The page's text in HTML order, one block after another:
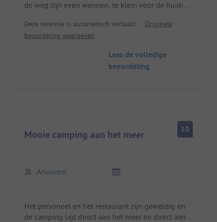
de weg zijn even wennen, te klein voor de huidige
personeel erg vriendelijk, maar voorkomt niet het
weggooien van flessen e.d. op ongelegen
uitstapje waard, ook al worden de
restaurantprijzen langzaam ondraaglijk, zeker als
Deze recensie is automatisch vertaald.
Originele
beoordeling weergeven
Lees de volledige
beoordeling
Mooie camping aan het meer 10
Anoniem
Het personeel en het restaurant zijn geweldig en
de camping ligt direct aan het meer en direct aan